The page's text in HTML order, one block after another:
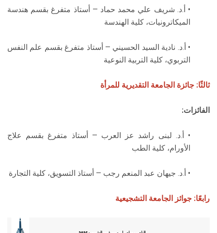
• أ.د. شريف علي محمد حماد — أستاذ متفرغ بقسم هندسة
الميكاترونيات، كلية الهندسة
• أ.د. نادية السيد الحسيني — أستاذ متفرغ بقسم علم النفس
التربوي، كلية التربية النوعية
ثالثًا: جائزة الجامعة التقديرية للمرأة
الفائزات:
• أ.د. لبنى راشد عز العرب — أستاذ متفرغ بقسم علاج
الأورام، كلية الطب
• أ.د. جيهان عبد المنعم رجب — أستاذ التسويق، كلية التجارة
رابعًا: جوائز الجامعة التشجيعية